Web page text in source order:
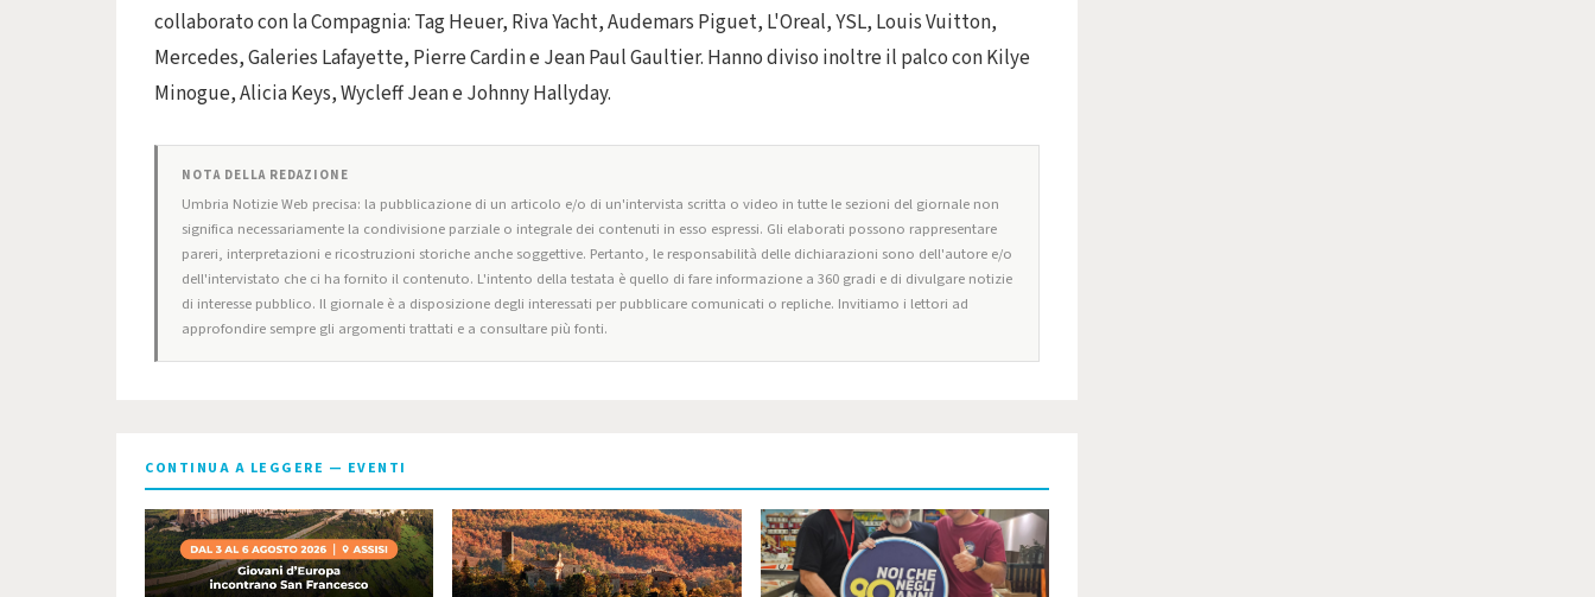
collaborato con la Compagnia: Tag Heuer, Riva Yacht, Audemars Piguet, L'Oreal, YSL, Louis Vuitton,
Mercedes, Galeries Lafayette, Pierre Cardin e Jean Paul Gaultier. Hanno diviso inoltre il palco con Kilye
Minogue, Alicia Keys, Wycleff Jean e Johnny Hallyday.
NOTA DELLA REDAZIONE
Umbria Notizie Web precisa: la pubblicazione di un articolo e/o di un'intervista scritta o video in tutte le sezioni del giornale non
significa necessariamente la condivisione parziale o integrale dei contenuti in esso espressi. Gli elaborati possono rappresentare
pareri, interpretazioni e ricostruzioni storiche anche soggettive. Pertanto, le responsabilità delle dichiarazioni sono dell'autore e/o
dell'intervistato che ci ha fornito il contenuto. L'intento della testata è quello di fare informazione a 360 gradi e di divulgare notizie
di interesse pubblico. Il giornale è a disposizione degli interessati per pubblicare comunicati o repliche. Invitiamo i lettori ad
approfondire sempre gli argomenti trattati e a consultare più fonti.
CONTINUA A LEGGERE — EVENTI